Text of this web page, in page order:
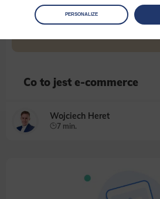
Managepreferences
Select the consents of your choice
This is data used to personalize your use of our website and to remember
example, we may use functional cookies to remember your language
making it easier for you to use the site.
site, and to create aggregate demographic statistics about users.
to measure the effectiveness of actions taken and content presented.
PERSONALIZE
Co to jest e-commerce
Wojciech Heret
7 min.